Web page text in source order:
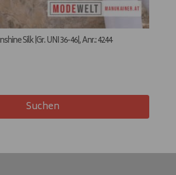
Silk |Gr. UNI 36-46|, Anr.: 4244
Suchen